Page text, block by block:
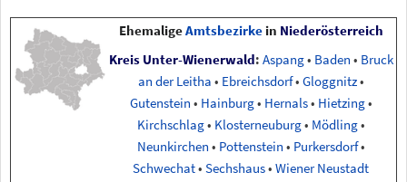
EhemaligeAmtsbezirkein Niederösterreich
Kreis Unter-Wienerwald: Aspang• Baden • Bruck
an der Leitha • Ebreichsdorf• Gloggnitz•
Gutenstein • Hainburg• Hernals• Hietzing•
Kirchschlag• Klosterneuburg• Mödling•
Neunkirchen • Pottenstein • Purkersdorf•
Schwechat• Sechshaus• Wiener Neustadt